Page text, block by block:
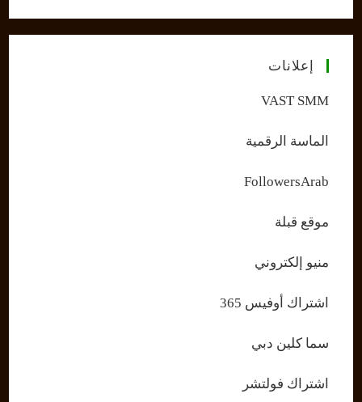
إعلانات
VAST SMM
الماسة الرقمية
FollowersArab
موقع قبلة
منيو إلكتروني
اشتراك أوفيس 365
سما كلين دبي
اشتراك فولتشر